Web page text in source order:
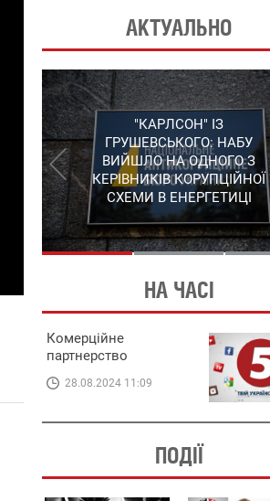
АКТУАЛЬНО
"КАРЛСОН" ІЗ
ГРУШЕВСЬКОГО: НАБУ
ВИЙШЛО НА ОДНОГО З
КЕРІВНИКІВ КОРУПЦІЙНОЇ
СХЕМИ В ЕНЕРГЕТИЦІ
СЕРГІЙ ПУШКАР,
ЗГАДАНИЙ У "ПЛІВКАХ
МІНДІЧА", ЗАЛИШИВ
УКРАЇНУ
"ШЛАГБАУМ" НА
ДЕРЖКОНТРАКТАХ: НАБУ
РОЗКРИЛО ЗЛОЧИННУ
ОРГАНІЗАЦІЮ В
ЕНЕРГЕТИЦІ
НА ЧАСІ
Комерційне
партнерство
28.08.2024 11:09
ПОДІЇ